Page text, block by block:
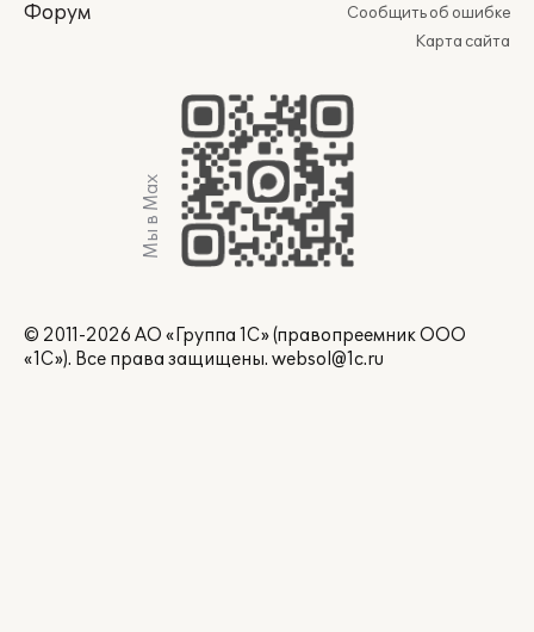
Форум
Сообщить об ошибке
Карта сайта
Мы в Max
© 2011-2026 АО «Группа 1С» (правопреемник ООО
«1С»). Все права защищены. websol@1c.ru